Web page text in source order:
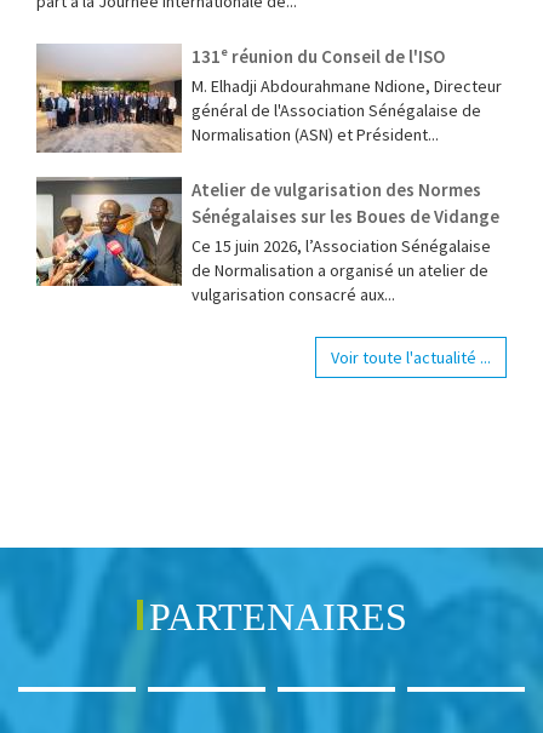
131ᵉ réunion du Conseil de l'ISO
M. Elhadji Abdourahmane Ndione, Directeur
général de l'Association Sénégalaise de
Normalisation (ASN) et Président...
Atelier de vulgarisation des Normes
Sénégalaises sur les Boues de Vidange
Ce 15 juin 2026, l’Association Sénégalaise
de Normalisation a organisé un atelier de
vulgarisation consacré aux...
Voir toute l'actualité ...
PARTENAIRES